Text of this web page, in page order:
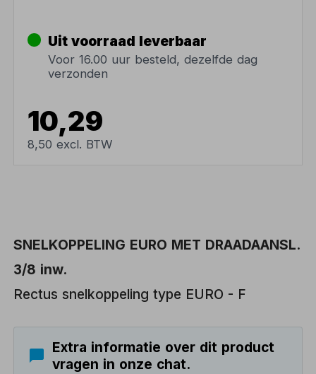
Uit voorraad leverbaar
Voor 16.00 uur besteld, dezelfde dag
verzonden
10,29
8,50 excl. BTW
SNELKOPPELING EURO MET DRAADAANSL.
3/8 inw.
Rectus snelkoppeling type EURO - F
Extra informatie over dit product
vragen in onze chat.